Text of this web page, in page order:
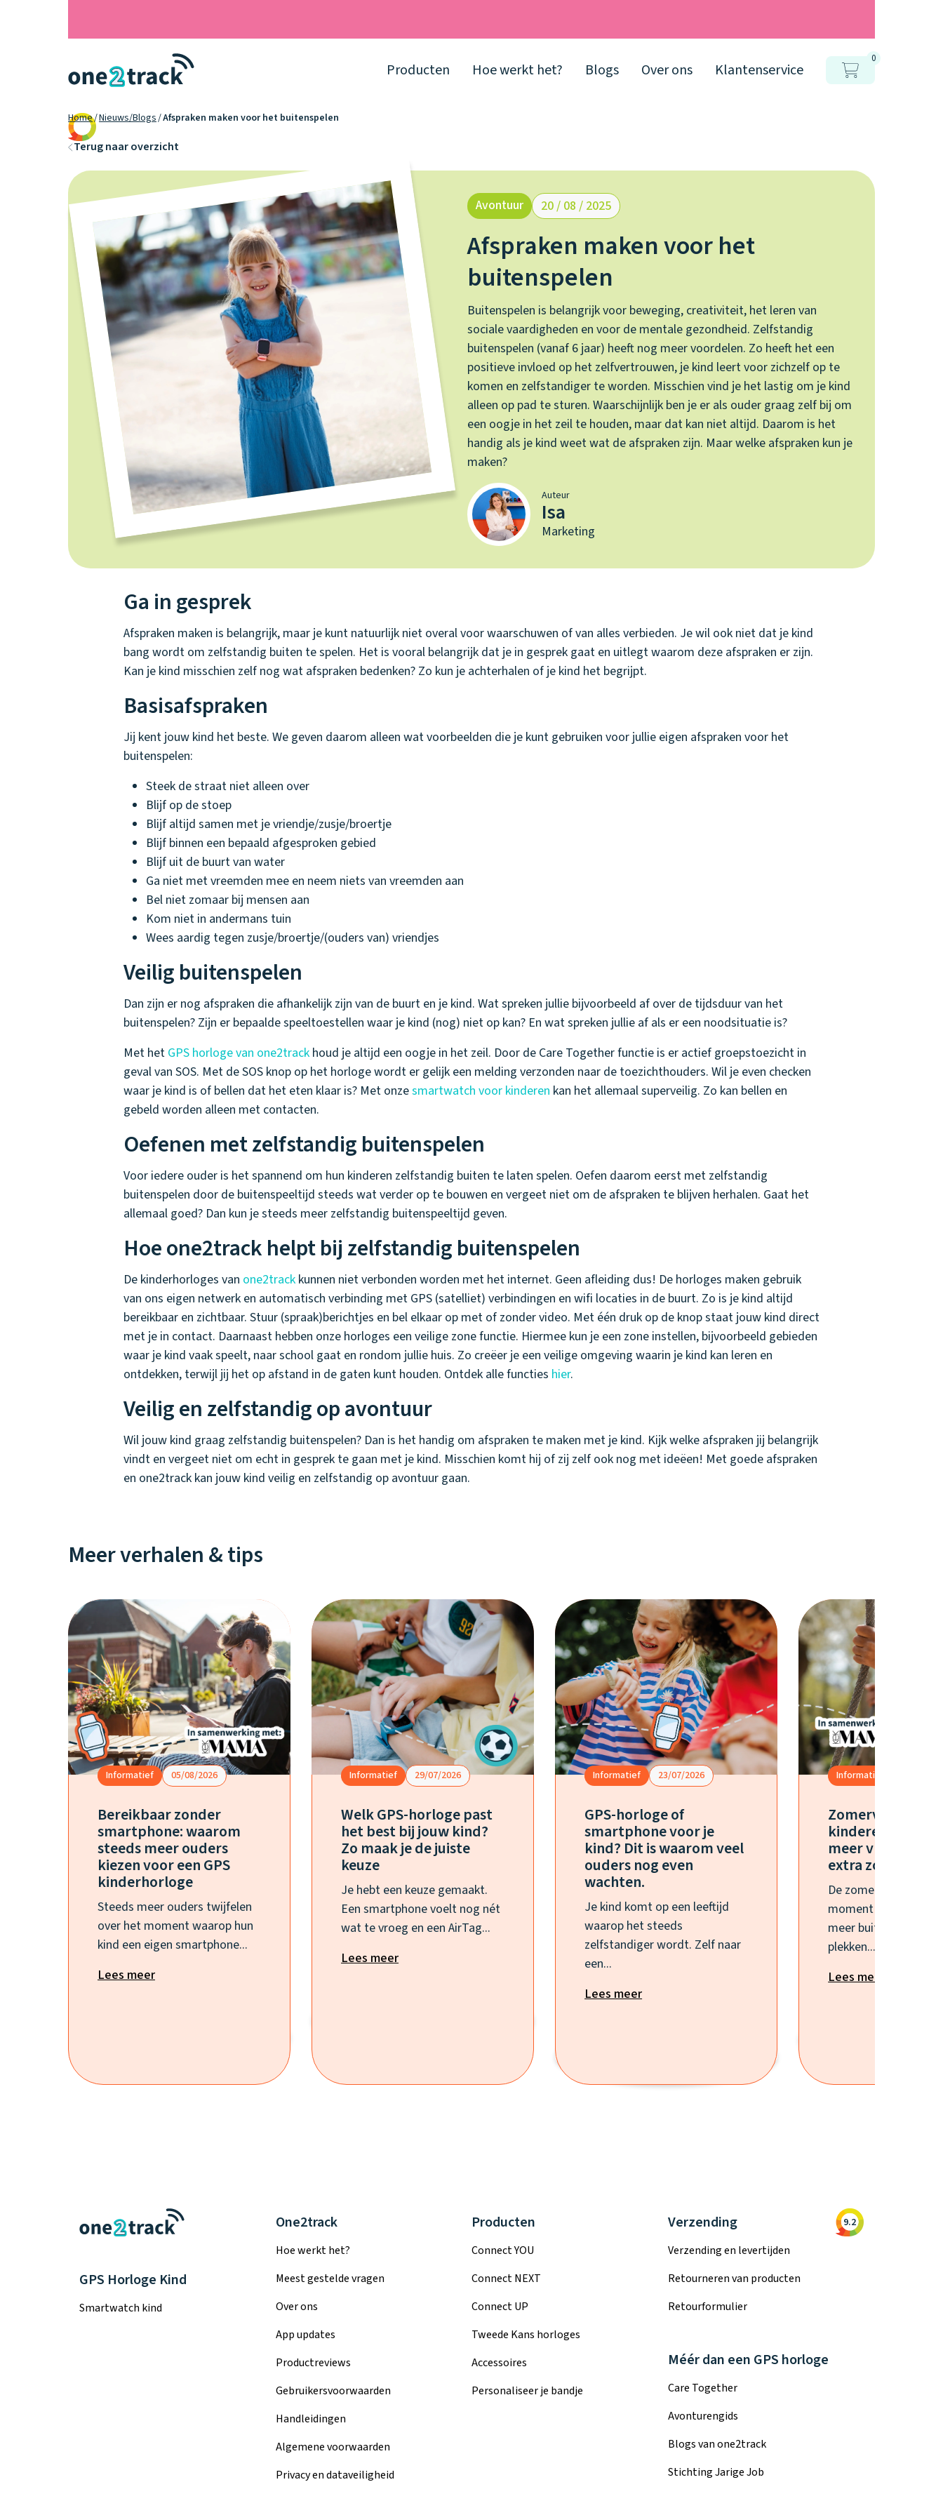
Producten Hoe werkt het? Blogs Over ons Klantenservice
0
Home Nieuws/Blogs Afspraken maken voor het buitenspelen
Terug naar overzicht
Avontuur 20 / 08 / 2025
Afspraken maken voor het
buitenspelen
Buitenspelen is belangrijk voor beweging, creativiteit, het leren van
sociale vaardigheden en voor de mentale gezondheid. Zelfstandig
buitenspelen (vanaf 6 jaar) heeft nog meer voordelen. Zo heeft het een
positieve invloed op het zelfvertrouwen, je kind leert voor zichzelf op te
komen en zelfstandiger te worden. Misschien vind je het lastig om je kind
alleen op pad te sturen. Waarschijnlijk ben je er als ouder graag zelf bij om
een oogje in het zeil te houden, maar dat kan niet altijd. Daarom is het
handig als je kind weet wat de afspraken zijn. Maar welke afspraken kun je
maken?
Auteur
Isa
Marketing
Ga in gesprek
Afspraken maken is belangrijk, maar je kunt natuurlijk niet overal voor waarschuwen of van alles verbieden. Je wil ook niet dat je kind
bang wordt om zelfstandig buiten te spelen. Het is vooral belangrijk dat je in gesprek gaat en uitlegt waarom deze afspraken er zijn.
Kan je kind misschien zelf nog wat afspraken bedenken? Zo kun je achterhalen of je kind het begrijpt.
Basisafspraken
Jij kent jouw kind het beste. We geven daarom alleen wat voorbeelden die je kunt gebruiken voor jullie eigen afspraken voor het
buitenspelen:
Steek de straat niet alleen over
Blijf op de stoep
Blijf altijd samen met je vriendje/zusje/broertje
Blijf binnen een bepaald afgesproken gebied
Blijf uit de buurt van water
Ga niet met vreemden mee en neem niets van vreemden aan
Bel niet zomaar bij mensen aan
Kom niet in andermans tuin
Wees aardig tegen zusje/broertje/(ouders van) vriendjes
Veilig buitenspelen
Dan zijn er nog afspraken die afhankelijk zijn van de buurt en je kind. Wat spreken jullie bijvoorbeeld af over de tijdsduur van het
buitenspelen? Zijn er bepaalde speeltoestellen waar je kind (nog) niet op kan? En wat spreken jullie af als er een noodsituatie is?
Met het GPS horloge van one2track houd je altijd een oogje in het zeil. Door de Care Together functie is er actief groepstoezicht in
geval van SOS. Met de SOS knop op het horloge wordt er gelijk een melding verzonden naar de toezichthouders. Wil je even checken
waar je kind is of bellen dat het eten klaar is? Met onzesmartwatch voor kinderen kan het allemaal superveilig. Zo kan bellen en
gebeld worden alleen met contacten.
Oefenen met zelfstandig buitenspelen
Voor iedere ouder is het spannend om hun kinderen zelfstandig buiten te laten spelen. Oefen daarom eerst met zelfstandig
buitenspelen door de buitenspeeltijd steeds wat verder op te bouwen en vergeet niet om de afspraken te blijven herhalen. Gaat het
allemaal goed? Dan kun je steeds meer zelfstandig buitenspeeltijd geven.
Hoe one2track helpt bij zelfstandig buitenspelen
De kinderhorloges van one2track kunnen niet verbonden worden met het internet. Geen afleiding dus! De horloges maken gebruik
van ons eigen netwerk en automatisch verbinding met GPS (satelliet) verbindingen en wifi locaties in de buurt. Zo is je kind altijd
bereikbaar en zichtbaar. Stuur (spraak)berichtjes en bel elkaar op met of zonder video. Met één druk op de knop staat jouw kind direct
met je in contact. Daarnaast hebben onze horloges een veilige zone functie. Hiermee kun je een zone instellen, bijvoorbeeld gebieden
waar je kind vaak speelt, naar school gaat en rondom jullie huis. Zo creëer je een veilige omgeving waarin je kind kan leren en
ontdekken, terwijl jij het op afstand in de gaten kunt houden. Ontdek alle functies hier.
Veilig en zelfstandig op avontuur
Wil jouw kind graag zelfstandig buitenspelen? Dan is het handig om afspraken te maken met je kind. Kijk welke afspraken jij belangrijk
vindt en vergeet niet om echt in gesprek te gaan met je kind. Misschien komt hij of zij zelf ook nog met ideëen! Met goede afspraken
en one2track kan jouw kind veilig en zelfstandig op avontuur gaan.
Meer verhalen & tips
Informatief 05/08/2026
Bereikbaar zonder
smartphone: waarom
steeds meer ouders
kiezen voor een GPS
kinderhorloge
Steeds meer ouders twijfelen
over het moment waarop hun
kind een eigen smartphone...
Lees meer
Informatief 29/07/2026
Welk GPS-horloge past
het best bij jouw kind?
Zo maak je de juiste
keuze
Je hebt een keuze gemaakt.
Een smartphone voelt nog nét
wat te vroeg en een AirTag...
Lees meer
Informatief 23/07/2026
GPS-horloge of
smartphone voor je
kind? Dit is waarom veel
ouders nog even
wachten.
Je kind komt op een leeftijd
waarop het steeds
zelfstandiger wordt. Zelf naar
een...
Lees meer
Informatief
Zomervakantie
kinderen? Zo
meer vrijheid
extra zorgen
De zomervakantie is
moment waarop
meer buiten zijn,
plekken...
Lees meer
GPS Horloge Kind
Smartwatch kind
One2track
Hoe werkt het?
Meest gestelde vragen
Over ons
App updates
Productreviews
Gebruikersvoorwaarden
Handleidingen
Algemene voorwaarden
Privacy en dataveiligheid
Producten
Connect YOU
Connect NEXT
Connect UP
Tweede Kans horloges
Accessoires
Personaliseer je bandje
Verzending
Verzending en levertijden
Retourneren van producten
Retourformulier
Méér dan een GPS horloge
Care Together
Avonturengids
Blogs van one2track
Stichting Jarige Job
9.2